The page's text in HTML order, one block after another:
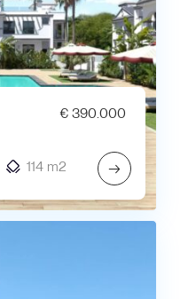
€ 390.000
114 m2 →